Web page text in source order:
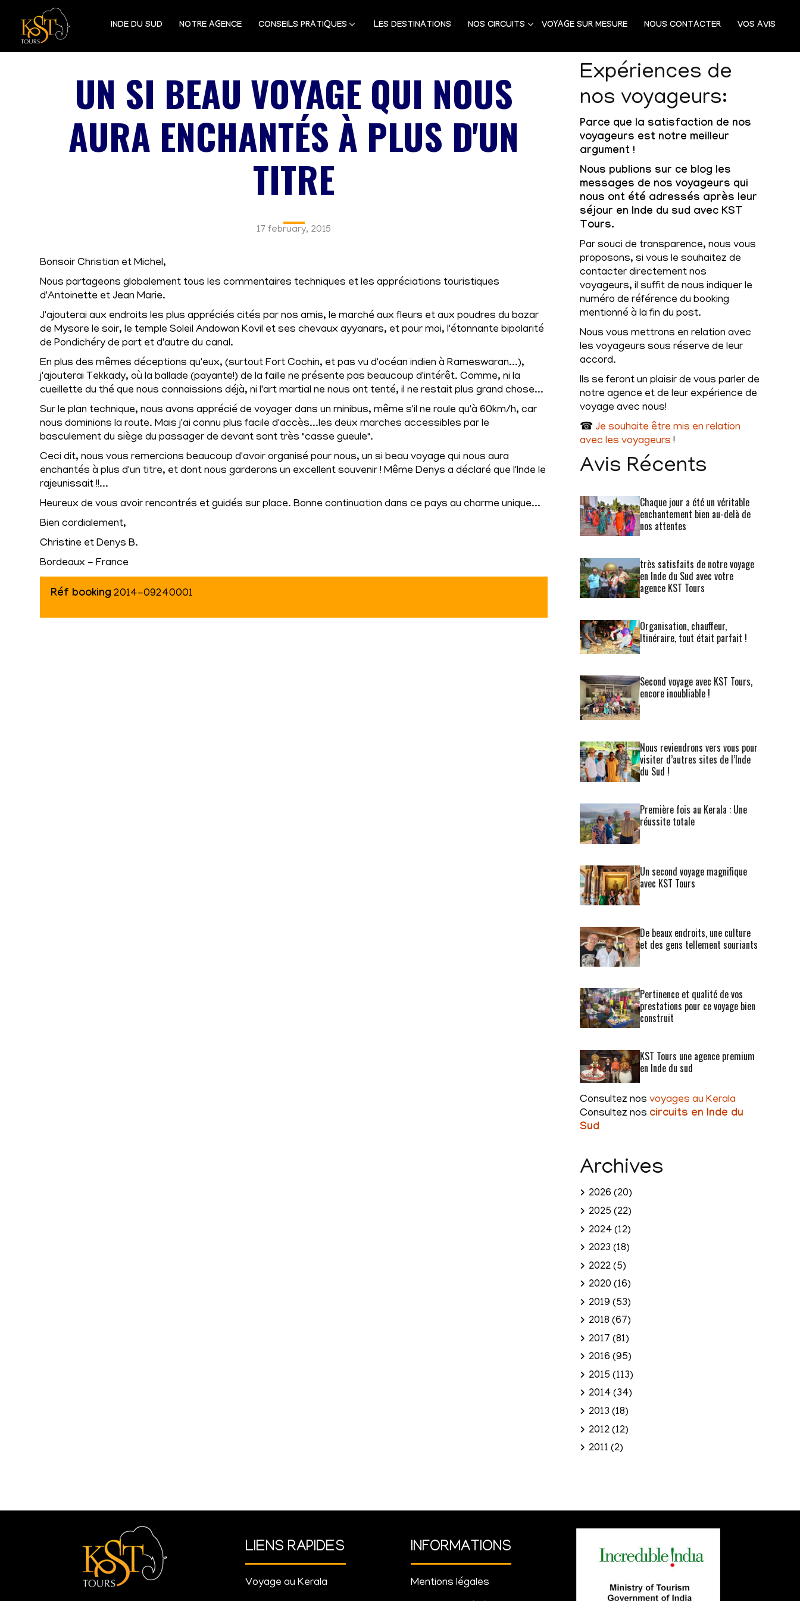
INDE DU SUD NOTRE AGENCE CONSEILS PRATIQUES LES DESTINATIONS NOS CIRCUITS VOYAGE SUR MESURE NOUS CONTACTER VOS AVIS
UN SI BEAU VOYAGE QUI NOUS
AURA ENCHANTÉS À PLUS D'UN
TITRE
17 february, 2015
Bonsoir Christian et Michel,
Nous partageons globalement tous les commentaires techniques et les appréciations touristiques
d'Antoinette et Jean Marie.
J'ajouterai aux endroits les plus appréciés cités par nos amis, le marché aux fleurs et aux poudres du bazar
de Mysore le soir, le temple Soleil Andowan Kovil et ses chevaux ayyanars, et pour moi, l'étonnante bipolarité
de Pondichéry de part et d'autre du canal.
En plus des mêmes déceptions qu'eux, (surtout Fort Cochin, et pas vu d'océan indien à Rameswaran...),
j'ajouterai Tekkady, où la ballade (payante!) de la faille ne présente pas beaucoup d'intérêt. Comme, ni la
cueillette du thé que nous connaissions déjà, ni l'art martial ne nous ont tenté, il ne restait plus grand chose...
Sur le plan technique, nous avons apprécié de voyager dans un minibus, même s'il ne roule qu'à 60km/h, car
nous dominions la route. Mais j'ai connu plus facile d'accès...les deux marches accessibles par le
basculement du siège du passager de devant sont très "casse gueule".
Ceci dit, nous vous remercions beaucoup d'avoir organisé pour nous, un si beau voyage qui nous aura
enchantés à plus d'un titre, et dont nous garderons un excellent souvenir ! Même Denys a déclaré que l'Inde le
rajeunissait !!...
Heureux de vous avoir rencontrés et guidés sur place. Bonne continuation dans ce pays au charme unique...
Bien cordialement,
Christine et Denys B.
Bordeaux - France
Réf booking 2014-09240001
Expériences de
nos voyageurs:
Parce que la satisfaction de nos
voyageurs est notre meilleur
argument !
Nous publions sur ce blog les
messages de nos voyageurs qui
nous ont été adressés après leur
séjour en Inde du sud avec KST
Tours.
Par souci de transparence, nous vous
proposons, si vous le souhaitez de
contacter directement nos
voyageurs, il suffit de nous indiquer le
numéro de référence du booking
mentionné à la fin du post.
Nous vous mettrons en relation avec
les voyageurs sous réserve de leur
accord.
Ils se feront un plaisir de vous parler de
notre agence et de leur expérience de
voyage avec nous!
☎Je souhaite être mis en relation
avec les voyageurs !
Avis Récents
Chaque jour a été un véritable
enchantement bien au-delà de
nos attentes
très satisfaits de notre voyage
en Inde du Sud avec votre
agence KST Tours
Organisation, chauffeur,
Itinéraire, tout était parfait !
Second voyage avec KST Tours,
encore inoubliable !
Nous reviendrons vers vous pour
visiter d’autres sites de l’Inde
du Sud !
Première fois au Kerala : Une
réussite totale
Un second voyage magnifique
avec KST Tours
De beaux endroits, une culture
et des gens tellement souriants
Pertinence et qualité de vos
prestations pour ce voyage bien
construit
KST Tours une agence premium
en Inde du sud
Consultez nosvoyages au Kerala
Consultez nos circuits en Inde du
Sud
Archives
2026 (20)
2025 (22)
2024 (12)
2023 (18)
2022 (5)
2020 (16)
2019 (53)
2018 (67)
2017 (81)
2016 (95)
2015 (113)
2014 (34)
2013 (18)
2012 (12)
2011 (2)
LIENS RAPIDES
Voyage au Kerala
INFORMATIONS
Mentions légales